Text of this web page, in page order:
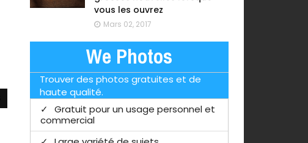
vous les ouvrez
Mars 02, 2017
We Photos
Trouver des photos gratuites et de
haute qualité.
Gratuit pour un usage personnel et
commercial